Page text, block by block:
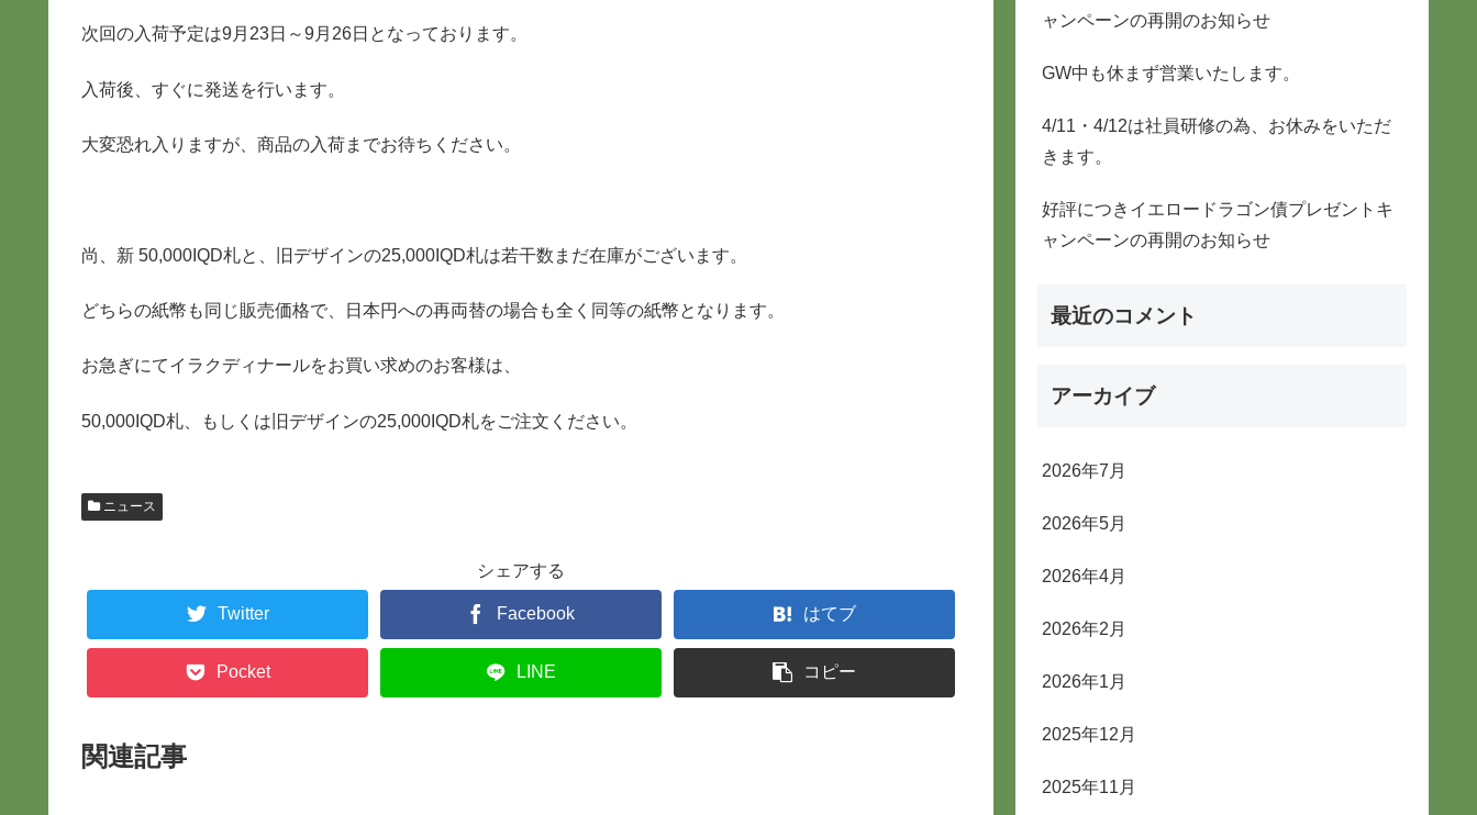
次回の入荷予定は9月23日～9月26日となっております。
入荷後、すぐに発送を行います。
大変恐れ入りますが、商品の入荷までお待ちください。
尚、新 50,000IQD札と、旧デザインの25,000IQD札は若干数まだ在庫がございます。
どちらの紙幣も同じ販売価格で、日本円への再両替の場合も全く同等の紙幣となります。
お急ぎにてイラクディナールをお買い求めのお客様は、
50,000IQD札、もしくは旧デザインの25,000IQD札をご注文ください。
ニュース
シェアする
Twitter Facebook はてブ
Pocket LINE コピー
関連記事
ャンペーンの再開のお知らせ
GW中も休まず営業いたします。
4/11・4/12は社員研修の為、お休みをいただ
きます。
好評につきイエロードラゴン債プレゼントキ
ャンペーンの再開のお知らせ
最近のコメント
アーカイブ
2026年7月
2026年5月
2026年4月
2026年2月
2026年1月
2025年12月
2025年11月